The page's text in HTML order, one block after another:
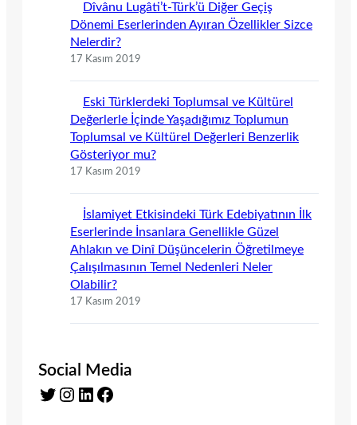
Dîvânu Lugâti’t-Türk’ü Diğer Geçiş
Dönemi Eserlerinden Ayıran Özellikler Sizce
Nelerdir?
17 Kasım 2019
Eski Türklerdeki Toplumsal ve Kültürel
Değerlerle İçinde Yaşadığımız Toplumun
Toplumsal ve Kültürel Değerleri Benzerlik
Gösteriyor mu?
17 Kasım 2019
İslamiyet Etkisindeki Türk Edebiyatının İlk
Eserlerinde İnsanlara Genellikle Güzel
Ahlakın ve Dinî Düşüncelerin Öğretilmeye
Çalışılmasının Temel Nedenleri Neler
Olabilir?
17 Kasım 2019
Social Media
Twitter Instagram LinkedIn Facebook